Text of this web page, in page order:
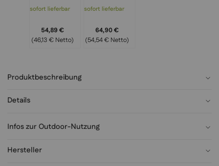
Dekoration
sofort lieferbar
54,89 €
(46,13 € Netto)
Raumbegrünung
sofort lieferbar
64,90 €
(54,54 € Netto)
Produktbeschreibung
Details
Infos zur Outdoor-Nutzung
Hersteller